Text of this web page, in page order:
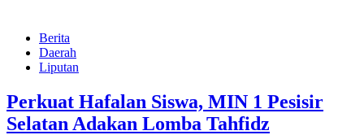
Berita
Daerah
Liputan
Perkuat Hafalan Siswa, MIN 1 Pesisir
Selatan Adakan Lomba Tahfidz